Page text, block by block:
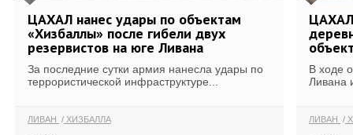
ЦАХАЛ нанес удары по объектам
«Хизбаллы» после гибели двух
резервистов на юге Ливана
За последние сутки армия нанесла удары по
террористической инфраструктуре...
ЛИВАН ХИЗБАЛЛА
В ходе
Ливана
ЛИВАН